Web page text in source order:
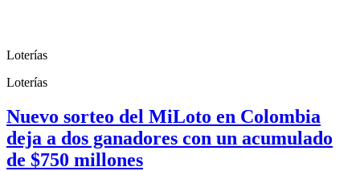
Loterías
Loterías
Nuevo sorteo del MiLoto en Colombia
deja a dos ganadores con un acumulado
de $750 millones